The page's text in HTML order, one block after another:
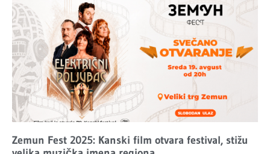
Zemun Fest 2025: Kanski film otvara festival, stižu